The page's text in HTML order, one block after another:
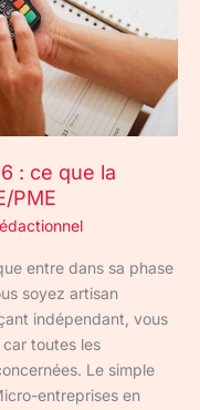
: ce que la
PME
entre dans sa phase
soyez artisan
indépendant, vous
toutes les
Le simple
entreprises en